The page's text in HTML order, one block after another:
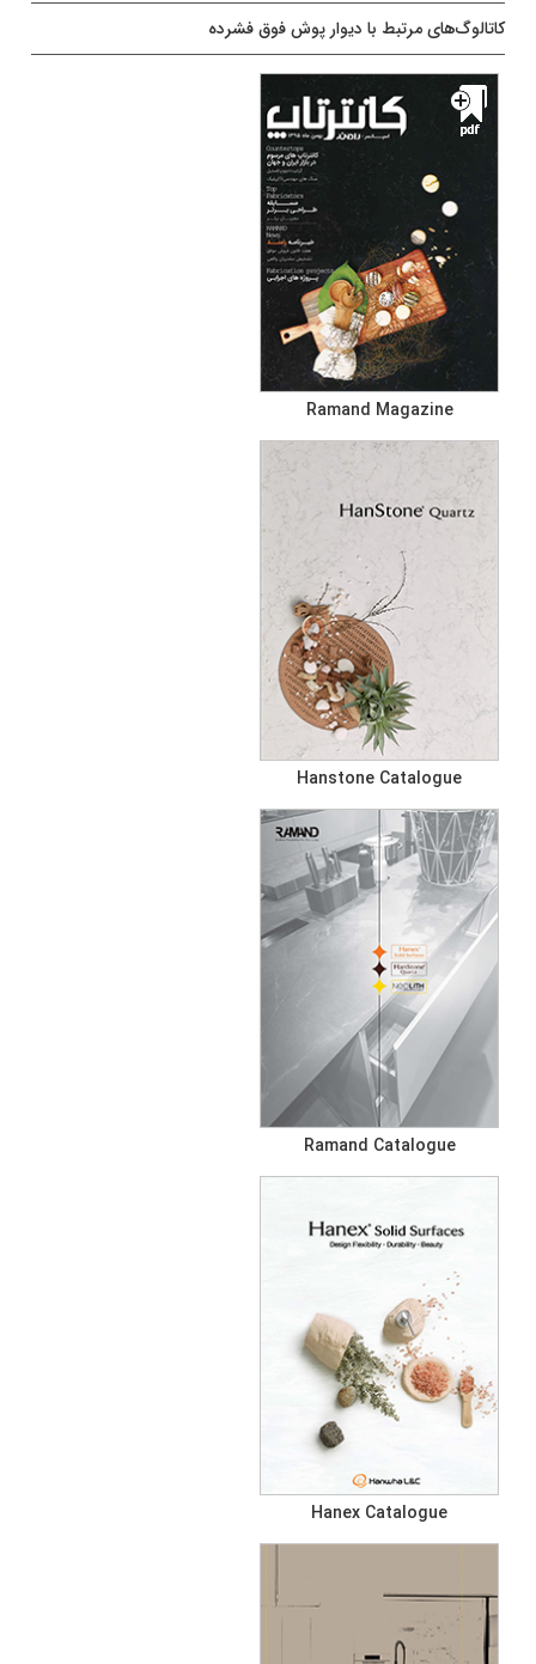
کاتالوگ‌های مرتبط با دیوار پوش فوق فشرده
Ramand Magazine
Hanstone Catalogue
Ramand Catalogue
Hanex Catalogue